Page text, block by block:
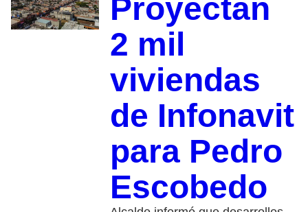
Proyectan
2 mil
viviendas
de Infonavit
para Pedro
Escobedo